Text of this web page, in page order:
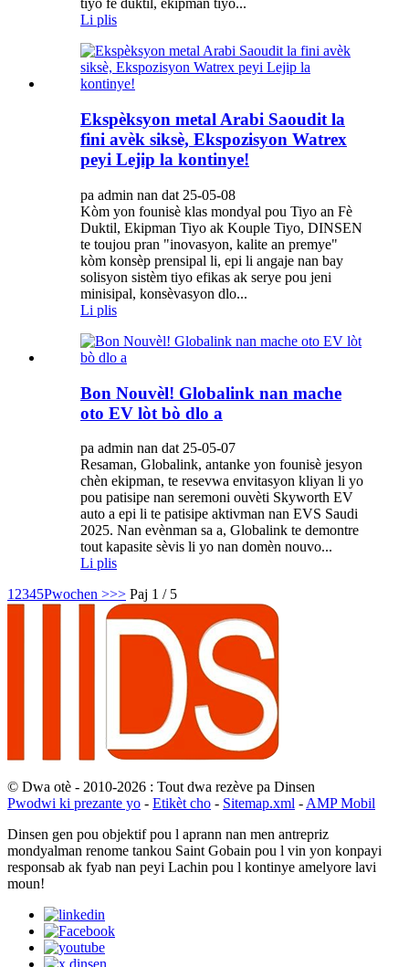
tiyo fè duktil, ekipman tiyo...
Li plis
Ekspèksyon metal Arabi Saoudit la
fini avèk siksè, Ekspozisyon Watrex
peyi Lejip la kontinye!
pa admin nan dat 25-05-08
Kòm yon founisè klas mondyal pou Tiyo an Fè
Duktil, Ekipman Tiyo ak Kouple Tiyo, DINSEN
te toujou pran "inovasyon, kalite an premye"
kòm konsèp prensipal li, epi li angaje nan bay
solisyon sistèm tiyo efikas ak serye pou jeni
minisipal, konsèvasyon dlo...
Li plis
Bon Nouvèl! Globalink nan mache
oto EV lòt bò dlo a
pa admin nan dat 25-05-07
Resaman, Globalink, antanke yon founisè jesyon
chèn ekipman, te resevwa envitasyon kliyan li yo
pou patisipe nan seremoni ouvèti Skyworth EV
auto a epi li te patisipe aktivman nan EVS Saudi
2025. Nan evènman sa a, Globalink te demontre
tout kapasite sèvis li yo nan domèn nouvo...
Li plis
1 2345Pwochen >>> Paj 1 / 5
© Dwa otè - 2010-2026 : Tout dwa rezève pa Dinsen
Pwodwi ki prezante yo - Etikèt cho - Sitemap.xml - AMP Mobil
Dinsen gen pou objektif pou l aprann nan men antrepriz
mondyalman renome tankou Saint Gobain pou l vin yon konpayi
responsab ak fyab nan peyi Lachin pou l kontinye amelyore lavi
moun!